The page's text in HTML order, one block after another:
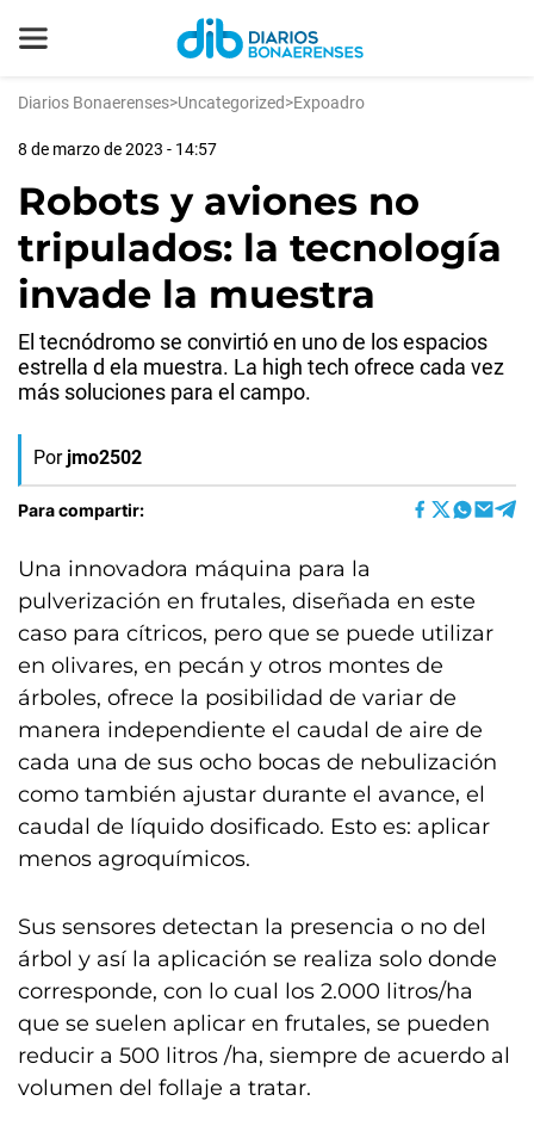
Diarios Bonaerenses>Uncategorized>Expoadro
8 de marzo de 2023 - 14:57
Robots y aviones no
tripulados: la tecnología
invade la muestra
El tecnódromo se convirtió en uno de los espacios
estrella d ela muestra. La high tech ofrece cada vez
más soluciones para el campo.
Por jmo2502
Para compartir:
Una innovadora máquina para la
pulverización en frutales, diseñada en este
caso para cítricos, pero que se puede utilizar
en olivares, en pecán y otros montes de
árboles, ofrece la posibilidad de variar de
manera independiente el caudal de aire de
cada una de sus ocho bocas de nebulización
como también ajustar durante el avance, el
caudal de líquido dosificado. Esto es: aplicar
menos agroquímicos.
Sus sensores detectan la presencia o no del
árbol y así la aplicación se realiza solo donde
corresponde, con lo cual los 2.000 litros/ha
que se suelen aplicar en frutales, se pueden
reducir a 500 litros /ha, siempre de acuerdo al
volumen del follaje a tratar.